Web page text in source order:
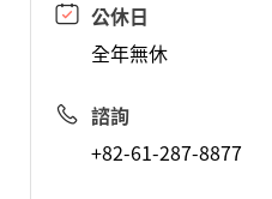
公休日
全年無休
諮詢
+82-61-287-8877